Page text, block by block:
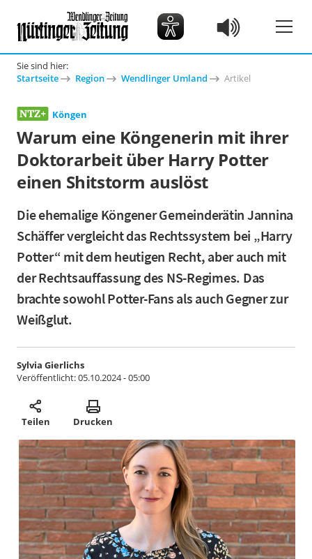
Sie sind hier:
Startseite
Region Wendlinger Umland Artikel
Köngen
Warum eine Köngenerin mit ihrer
Doktorarbeit über Harry Potter
einen Shitstorm auslöst
Die ehemalige Köngener Gemeinderätin Jannina
Schäffer vergleicht das Rechtssystem bei „Harry
Potter“ mit dem heutigen Recht, aber auch mit
der Rechtsauffassung des NS-Regimes. Das
brachte sowohl Potter-Fans als auch Gegner zur
Weißglut.
Sylvia Gierlichs
Veröffentlicht:05.10.2024 - 05:00
Teilen Drucken